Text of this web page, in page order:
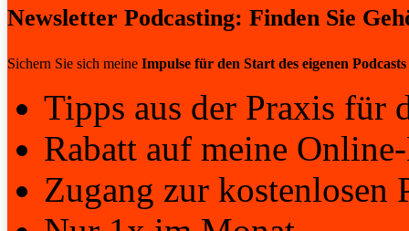
Newsletter Podcasting: Finden Sie
Sichern Sie sich meine Impulse für den Start des eigenen
Tipps aus der Praxis für
Rabatt auf meine
Zugang zur kostenlosen